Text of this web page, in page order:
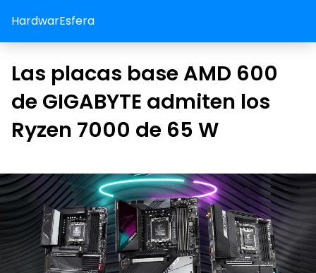
HardwarEsfera
Las placas base AMD 600
de GIGABYTE admiten los
Ryzen 7000 de 65 W